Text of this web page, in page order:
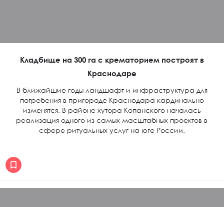
Кладбище на 300 га с крематорием построят в
Краснодаре
В ближайшие годы ландшафт и инфраструктура для
погребения в пригороде Краснодара кардинально
изменятся. В районе хутора Копанского началась
реализация одного из самых масштабных проектов в
сфере ритуальных услуг на юге России.